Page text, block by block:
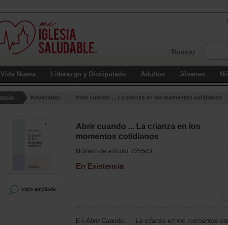
Buscar
Vida Nueva Liderazgo y Discipulado Adultos Jóvenes
Novedades Abrir cuando ... La crianza en los momentos cotidianos
Abrir cuando ... La crianza en los
momentos cotidianos
Número de artículo: 725563
En Existencia
En Abrir Cuando. . . La crianza en los momentos